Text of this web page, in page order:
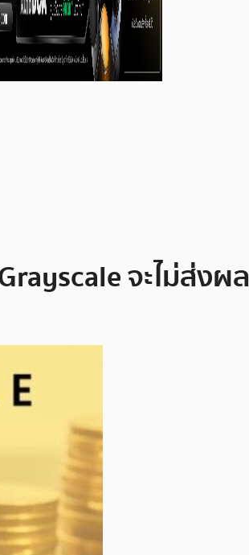
จะไม่ส่ง